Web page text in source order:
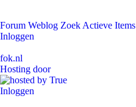
Forum Weblog Zoek Actieve Items
Inloggen
fok.nl
Hosting door
Inloggen